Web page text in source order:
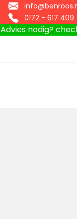
0172 - 617 409
Advies nodig?